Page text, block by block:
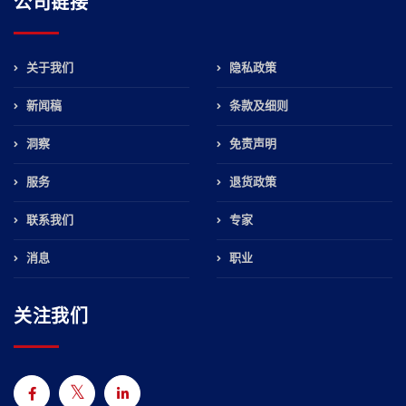
关于我们
新闻稿
洞察
服务
联系我们
消息
隐私政策
条款及细则
免责声明
退货政策
专家
职业
关注我们